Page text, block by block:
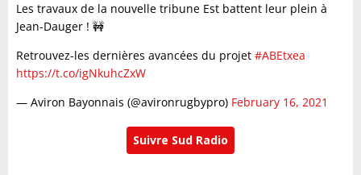
Les travaux de la nouvelle tribune Est battent leur plein à
Jean-Dauger ! 🚧
Retrouvez-les dernières avancées du projet #ABEtxea
https://t.co/igNkuhcZxW
— Aviron Bayonnais (@avironrugbypro) February 16, 2021
Suivre Sud Radio